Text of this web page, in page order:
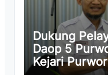
Dukung
Daop 5
Kejari